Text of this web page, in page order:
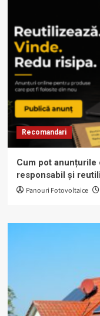
Recomandari
Cum pot anunțurile
responsabil și
Panouri Fotovoltaice